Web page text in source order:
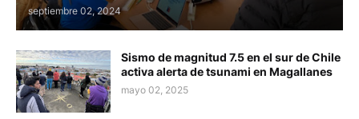
septiembre 02, 2024
Sismo de magnitud 7.5 en el sur de Chile
activa alerta de tsunami en Magallanes
mayo 02, 2025